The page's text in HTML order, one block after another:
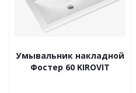
Умывальник накладной
Фостер 60 KIROVIT